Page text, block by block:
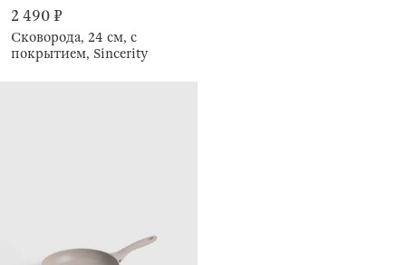
2 490 ₽
Сковорода, 24 см, с
покрытием, Sincerity